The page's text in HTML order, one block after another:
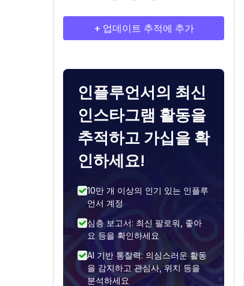
+ 업데이트 추적에 추가
인플루언서의 최신
인스타그램 활동을
추적하고 가십을 확
인하세요!
10만 개 이상의 인기 있는 인플루
언서 계정
심층 보고서: 최신 팔로워, 좋아
요 등을 확인하세요
AI 기반 통찰력: 의심스러운 활동
을 감지하고 관심사, 위치 등을
분석하세요